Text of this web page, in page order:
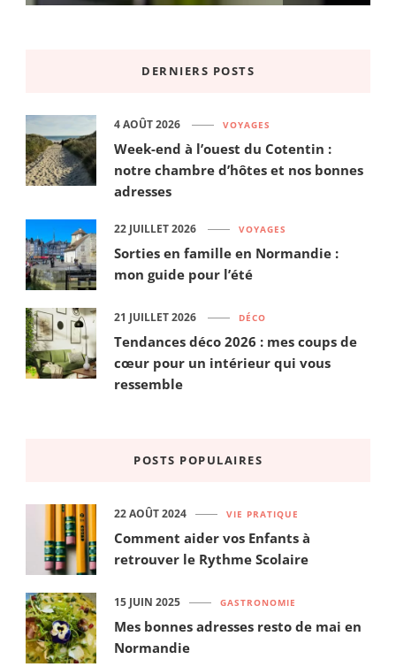
DERNIERS POSTS
VOYAGES
Week-end à l’ouest du Cotentin :
notre chambre d’hôtes et nos bonnes
adresses
4 AOÛT 2026
VOYAGES
Sorties en famille en Normandie :
mon guide pour l’été
22 JUILLET 2026
DÉCO
Tendances déco 2026 : mes coups de
cœur pour un intérieur qui vous
ressemble
21 JUILLET 2026
POSTS POPULAIRES
VIE PRATIQUE
Comment aider vos Enfants à
retrouver le Rythme Scolaire
22 AOÛT 2024
GASTRONOMIE
Mes bonnes adresses resto de mai en
Normandie
15 JUIN 2025